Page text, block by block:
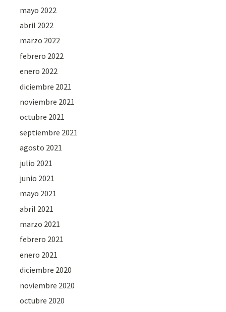
mayo 2022
abril 2022
marzo 2022
febrero 2022
enero 2022
diciembre 2021
noviembre 2021
octubre 2021
septiembre 2021
agosto 2021
julio 2021
junio 2021
mayo 2021
abril 2021
marzo 2021
febrero 2021
enero 2021
diciembre 2020
noviembre 2020
octubre 2020